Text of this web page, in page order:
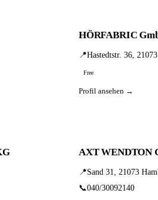
HÖRFABRIC
📍Hastedtstr. 36,
Free
Profil ansehen →
AXT WENDTON
📍Sand 31, 21073
📞040/30092140